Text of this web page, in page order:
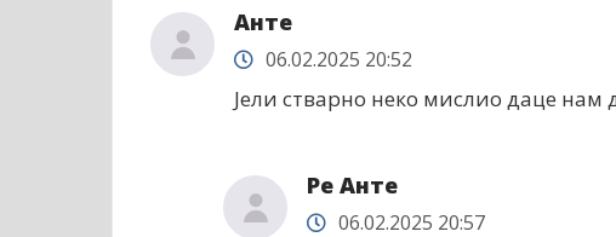
Анте
06.02.2025 20:52
Јели стварно неко мислио даце нам
Ре Анте
06.02.2025 20:57